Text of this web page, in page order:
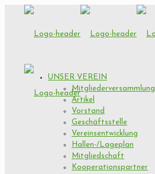
UNSER VEREIN
Mitgliederversammlung
Artikel
Vorstand
Geschäftsstelle
Vereinsentwicklung
Hallen-/Lageplan
Mitgliedschaft
Kooperationspartner